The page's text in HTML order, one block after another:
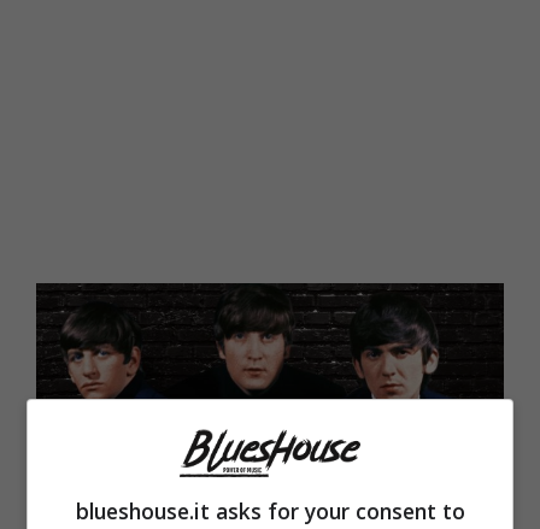
blueshouse.it asks for your consent to